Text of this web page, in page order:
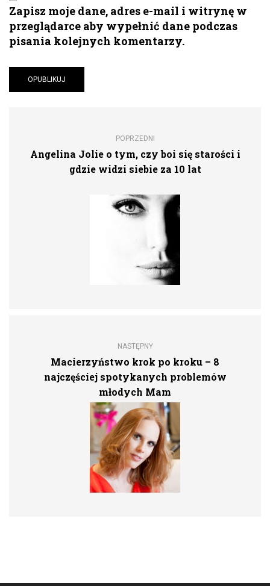
Zapisz moje dane, adres e-mail i witrynę w
przeglądarce aby wypełnić dane podczas
pisania kolejnych komentarzy.
POPRZEDNI
Angelina Jolie o tym, czy boi się starości i
gdzie widzi siebie za 10 lat
NASTĘPNY
Macierzyństwo krok po kroku – 8
najczęściej spotykanych problemów
młodych Mam